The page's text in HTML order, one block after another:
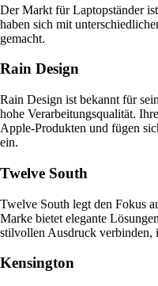
Der Markt für Laptopständer
haben sich mit
gemacht.
Rain Design
Rain Design ist bekannt für
hohe Verarbeitungsqualität.
Apple-Produkten und fügen
ein.
Twelve South
Twelve South legt den Fokus
Marke bietet elegante
stilvollen Ausdruck verbinden,
Kensington